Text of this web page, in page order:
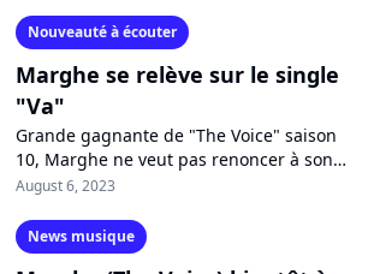
Nouveauté à écouter
Marghe se relève sur le single
"Va"
Grande gagnante de "The Voice" saison
10, Marghe ne veut pas renoncer à son
rêve. Si son premier album n'a pas
chanteuse...
August 6, 2023
News musique